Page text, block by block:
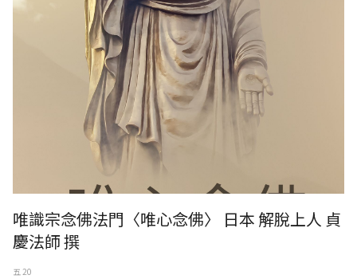
唯識宗念佛法門〈唯心念佛〉 日本 解脫上人 貞
慶法師 撰
五 20